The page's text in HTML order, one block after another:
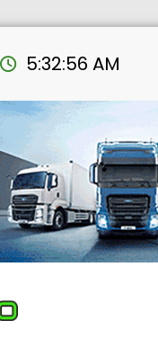
5:32:57 AM